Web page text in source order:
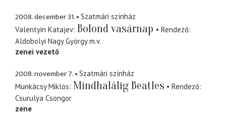
2008. december 31.
Szatmári színház
Valentyin Katajev Bolond vasárnap
Rendező
Aldobolyi Nagy György m.v.
zenei vezető
2008. november 7.
Szatmári színház
Munkácsy Miklós Mindhalálig Beatles
Rendező
Csurulya Csongor
zene